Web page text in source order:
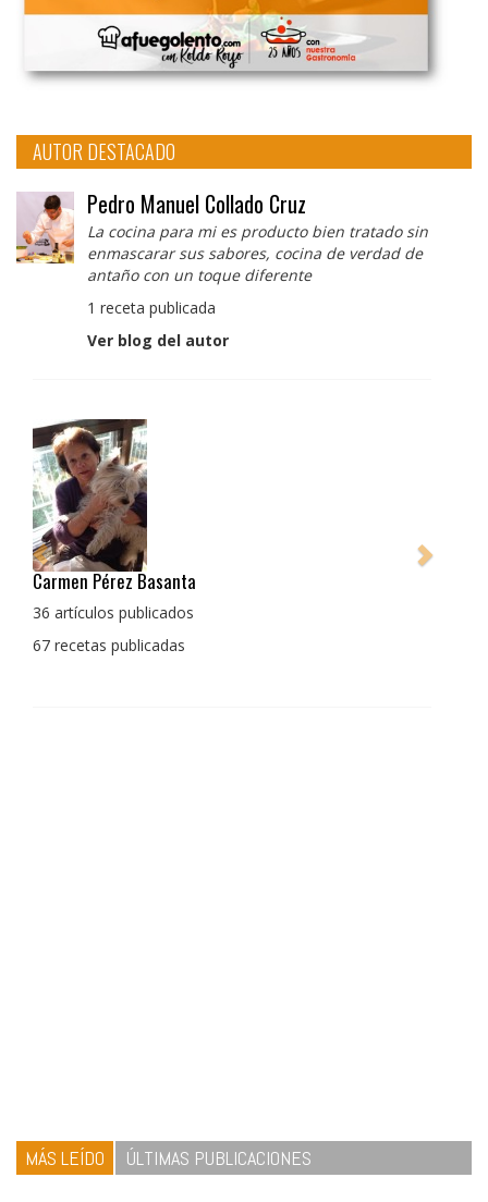
AUTOR DESTACADO
Pedro Manuel Collado Cruz
La cocina para mi es producto bien tratado sin
enmascarar sus sabores, cocina de verdad de
antaño con un toque diferente
1 receta publicada
Ver blog del autor
Pedro Manuel Collado Cruz
La cocina para mi es producto bien tratado sin
con un toque diferente
MÁS LEÍDO ÚLTIMAS PUBLICACIONES